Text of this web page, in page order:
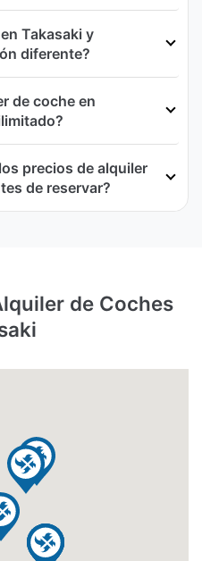
Takasaki y
diferente?
de coche en
precios de alquiler
de reservar?
de Coches